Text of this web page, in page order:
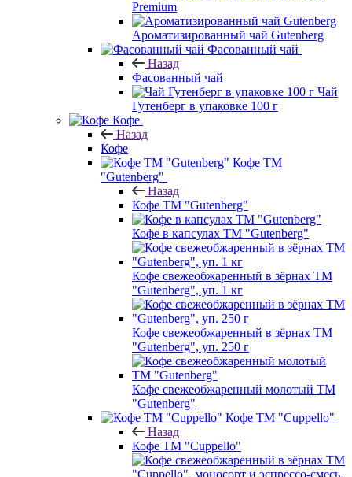
Premium
Ароматизированный чай Gutenberg
Фасованный чай
Назад
Фасованный чай
Чай
Гутенберг в упаковке 100 г
Кофе
Назад
Кофе
Кофе ТМ
"Gutenberg"
Назад
Кофе ТМ "Gutenberg"
Кофе в капсулах ТМ "Gutenberg"
Кофе свежеобжаренный в зёрнах ТМ
"Gutenberg", уп. 1 кг
Кофе свежеобжаренный в зёрнах ТМ
"Gutenberg", уп. 250 г
Кофе свежеобжаренный молотый ТМ
"Gutenberg"
Кофе ТМ "Cuppello"
Назад
Кофе ТМ "Cuppello"